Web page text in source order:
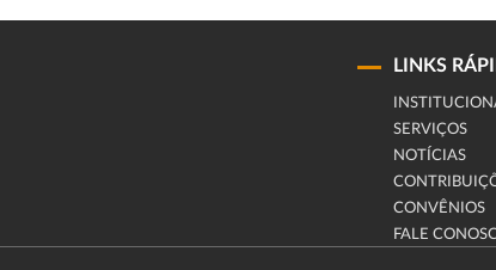
LINKS
SERVIÇOS
NOTÍCIAS
CONVÊNIOS
FALE